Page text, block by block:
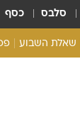
סלבס כסף
שאלת השבוע